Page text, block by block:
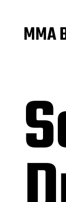
MMA